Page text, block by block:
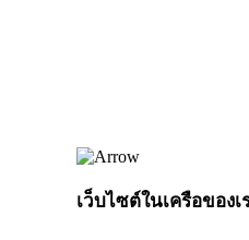
เว็บไซต์ในเครือของเ